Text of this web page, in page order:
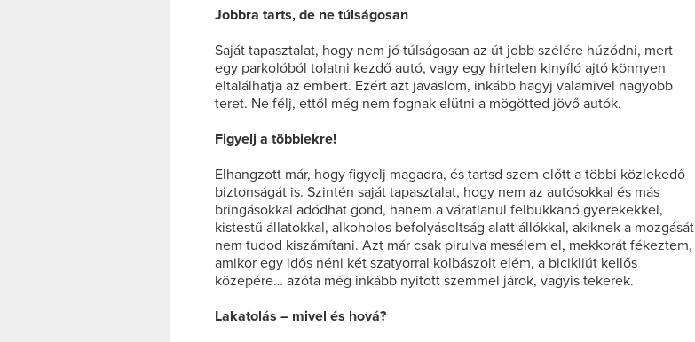
Jobbra tarts, de ne túlságosan
Saját tapasztalat, hogy nem jó túlságosan az út jobb szélére húzódni, mert
egy parkolóból tolatni kezdő autó, vagy egy hirtelen kinyíló ajtó könnyen
eltalálhatja az embert. Ezért azt javaslom, inkább hagyj valamivel nagyobb
teret. Ne félj, ettől még nem fognak elütni a mögötted jövő autók.
Figyelj a többiekre!
Elhangzott már, hogy figyelj magadra, és tartsd szem előtt a többi közlekedő
biztonságát is. Szintén saját tapasztalat, hogy nem az autósokkal és más
bringásokkal adódhat gond, hanem a váratlanul felbukkanó gyerekekkel,
kistestű állatokkal, alkoholos befolyásoltság alatt állókkal, akiknek a mozgását
nem tudod kiszámítani. Azt már csak pirulva mesélem el, mekkorát fékeztem,
amikor egy idős néni két szatyorral kolbászolt elém, a bicikliút kellős
közepére… azóta még inkább nyitott szemmel járok, vagyis tekerek.
Lakatolás – mivel és hová?